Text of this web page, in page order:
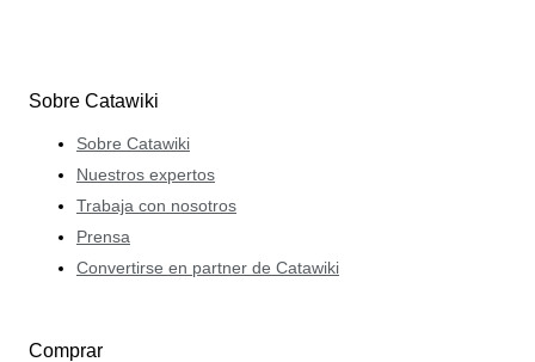
Sobre Catawiki
Sobre Catawiki
Nuestros expertos
Trabaja con nosotros
Prensa
Convertirse en partner de Catawiki
Comprar